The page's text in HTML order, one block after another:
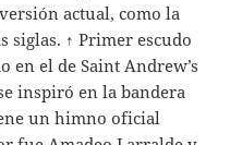
actual, como la
siglas. ↑ Primer escudo
el de Saint Andrew’s
inspiró en la bandera
un himno oficial